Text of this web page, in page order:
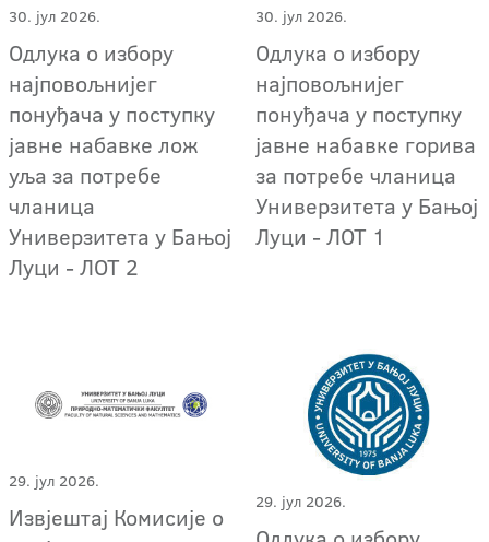
30. јул 2026.
Одлука о избору
најповољнијег
понуђача у поступку
јавне набавке лож
уља за потребе
чланица
Универзитета у Бањој
Луци - ЛОТ 2
30. јул 2026.
Одлука о избору
најповољнијег
понуђача у поступку
јавне набавке горива
за потребе чланица
Универзитета у Бањој
Луци - ЛОТ 1
29. јул 2026.
Извјештај Комисије о
29. јул 2026.